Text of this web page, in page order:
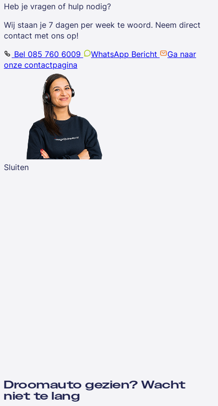
Heb je vragen of hulp nodig?
Wij staan je 7 dagen per week te woord. Neem direct
contact met ons op!
Bel 085 760 6009
WhatsApp Bericht
Ga naar
onze contactpagina
Sluiten
Droomauto gezien? Wacht
niet te lang